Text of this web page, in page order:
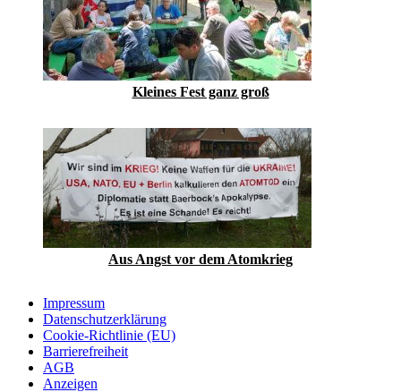
Kleines Fest ganz groß
Aus Angst vor dem Atomkrieg
Impressum
Datenschutzerklärung
Cookie-Richtlinie (EU)
Barrierefreiheit
AGB
Anzeigen